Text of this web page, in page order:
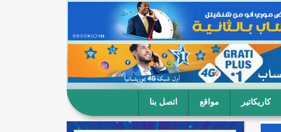
كاريكاتير مواقع اتصل بنا